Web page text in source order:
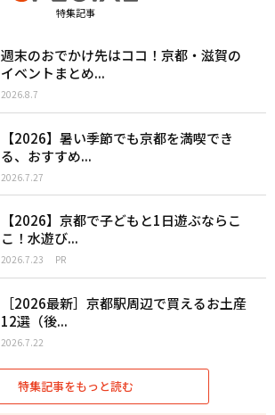
特集記事
週末のおでかけ先はココ！京都・滋賀の
イベントまとめ...
2026.8.7
【2026】暑い季節でも京都を満喫でき
る、おすすめ...
2026.7.27
【2026】京都で子どもと1日遊ぶならこ
こ！水遊び...
2026.7.23 PR
［2026最新］京都駅周辺で買えるお土産
12選（後...
2026.7.22
特集記事をもっと読む